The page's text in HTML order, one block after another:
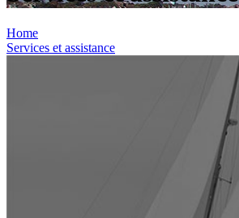
Home
Services et assistance